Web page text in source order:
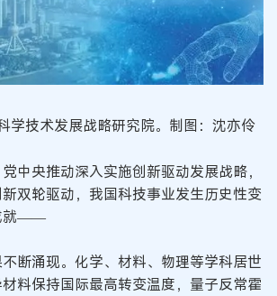
学技术发展战略研究院。制图：沈亦伶
中央推动深入实施创新驱动发展战略，
双轮驱动，我国科技事业发生历史性变
就——
断涌现。化学、材料、物理等学科居世
料保持国际最高转变温度，量子反常霍